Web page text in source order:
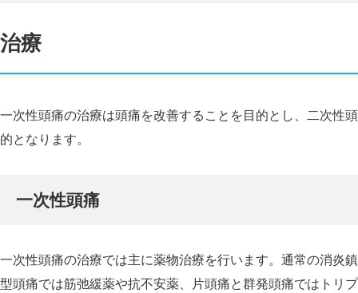
治療
一次性頭痛の治療は頭痛を改善することを目的とし、二次性
的となります。
一次性頭痛
一次性頭痛の治療では主に薬物治療を行います。通常の消炎
型頭痛では筋弛緩薬や抗不安薬、片頭痛と群発頭痛ではトリ